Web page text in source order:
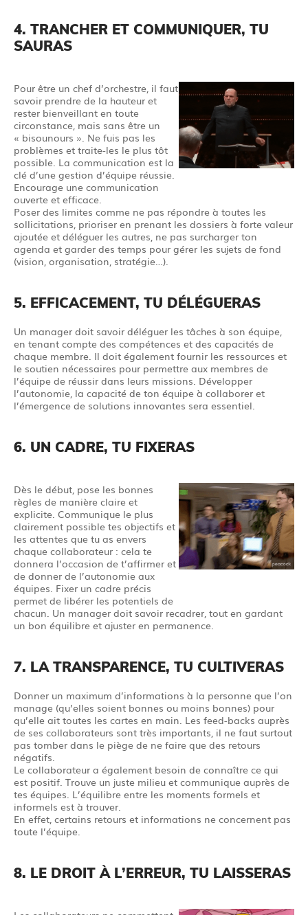
4. TRANCHER ET COMMUNIQUER, TU
SAURAS
Pour être un chef d’orchestre, il faut
savoir prendre de la hauteur et
rester bienveillant en toute
circonstance, mais sans être un
« bisounours ». Ne fuis pas les
problèmes et traite-les le plus tôt
possible. La communication est la
clé d’une gestion d’équipe réussie.
Encourage une communication
ouverte et efficace.
Poser des limites comme ne pas répondre à toutes les
sollicitations, prioriser en prenant les dossiers à forte valeur
ajoutée et déléguer les autres, ne pas surcharger ton
agenda et garder des temps pour gérer les sujets de fond
(vision, organisation, stratégie…).
5. EFFICACEMENT, TU DÉLÉGUERAS
Un manager doit savoir déléguer les tâches à son équipe,
en tenant compte des compétences et des capacités de
chaque membre. Il doit également fournir les ressources et
le soutien nécessaires pour permettre aux membres de
l’équipe de réussir dans leurs missions. Développer
l’autonomie, la capacité de ton équipe à collaborer et
l’émergence de solutions innovantes sera essentiel.
6. UN CADRE, TU FIXERAS
Dès le début, pose les bonnes
règles de manière claire et
explicite. Communique le plus
clairement possible tes objectifs et
les attentes que tu as envers
chaque collaborateur : cela te
donnera l’occasion de t’affirmer et
de donner de l’autonomie aux
équipes. Fixer un cadre précis
permet de libérer les potentiels de
chacun. Un manager doit savoir recadrer, tout en gardant
un bon équilibre et ajuster en permanence.
7. LA TRANSPARENCE, TU CULTIVERAS
Donner un maximum d’informations à la personne que l’on
manage (qu’elles soient bonnes ou moins bonnes) pour
qu’elle ait toutes les cartes en main. Les feed-backs auprès
de ses collaborateurs sont très importants, il ne faut surtout
pas tomber dans le piège de ne faire que des retours
négatifs.
Le collaborateur a également besoin de connaître ce qui
est positif. Trouve un juste milieu et communique auprès de
tes équipes. L’équilibre entre les moments formels et
informels est à trouver.
En effet, certains retours et informations ne concernent pas
toute l’équipe.
8. LE DROIT À L’ERREUR, TU LAISSERAS